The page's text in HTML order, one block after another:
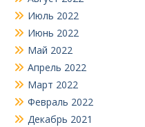
Июль 2022
Июнь 2022
Май 2022
Апрель 2022
Март 2022
Февраль 2022
Декабрь 2021